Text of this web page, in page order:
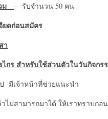
ม – รับจำนวน 50 คน
ยดก่อนสมัคร
า
ไกร สำหรับใช้ส่วนตัวในวันกิจกร
มีเจ้าหน้าที่ช่วยแนะนำ
ไม่สามารถมาได้ ให้เราทราบก่อ